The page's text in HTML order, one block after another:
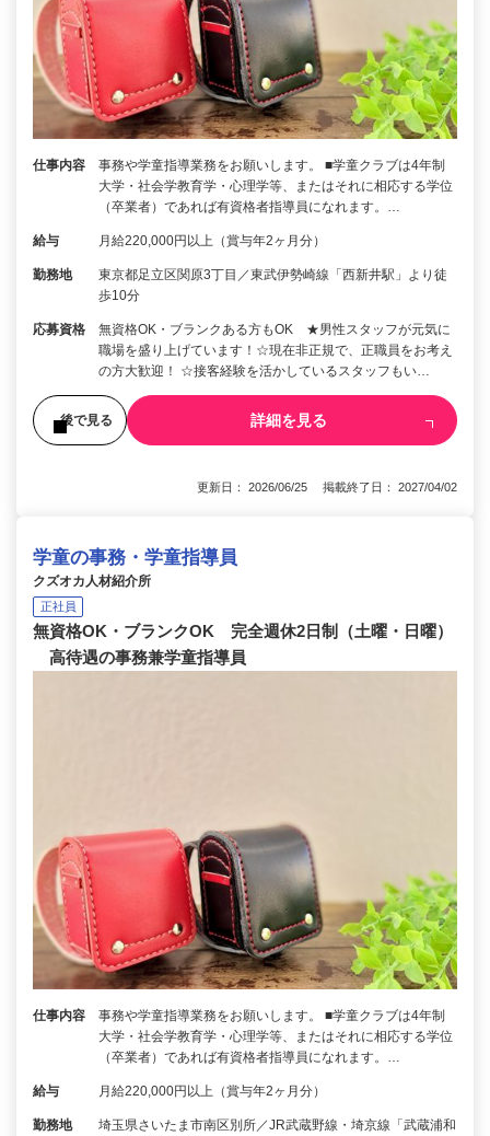
仕事内容
事務や学童指導業務をお願いします。 ■学童クラブは4年制
大学・社会学教育学・心理学等、またはそれに相応する学位
（卒業者）であれば有資格者指導員になれます。…
給与 月給220,000円以上（賞与年2ヶ月分）
勤務地
東京都足立区関原3丁目／東武伊勢崎線「西新井駅」より徒
歩10分
応募資格
無資格OK・ブランクある方もOK ★男性スタッフが元気に
職場を盛り上げています！☆現在非正規で、正職員をお考え
の方大歓迎！ ☆接客経験を活かしているスタッフもい…
後で見る 詳細を見る
更新日： 2026/06/25 掲載終了日： 2027/04/02
学童の事務・学童指導員
クズオカ人材紹介所
正社員
無資格OK・ブランクOK 完全週休2日制（土曜・日曜）
高待遇の事務兼学童指導員
仕事内容
事務や学童指導業務をお願いします。 ■学童クラブは4年制
大学・社会学教育学・心理学等、またはそれに相応する学位
（卒業者）であれば有資格者指導員になれます。…
給与 月給220,000円以上（賞与年2ヶ月分）
勤務地
埼玉県さいたま市南区別所／JR武蔵野線・埼京線「武蔵浦和